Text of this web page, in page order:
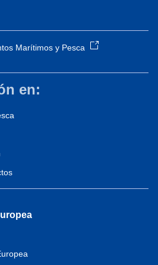
Marítimos y Pesca
en: